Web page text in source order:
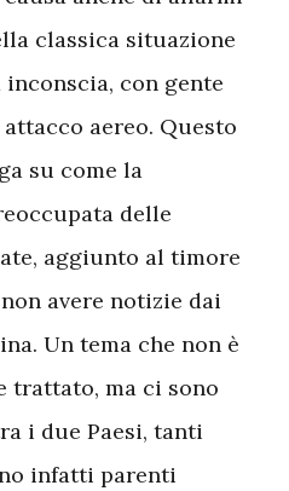
classica situazione
con gente
aereo. Questo
su come la
delle
aggiunto al timore
avere notizie dai
Un tema che non è
trattato, ma ci sono
i due Paesi, tanti
infatti parenti